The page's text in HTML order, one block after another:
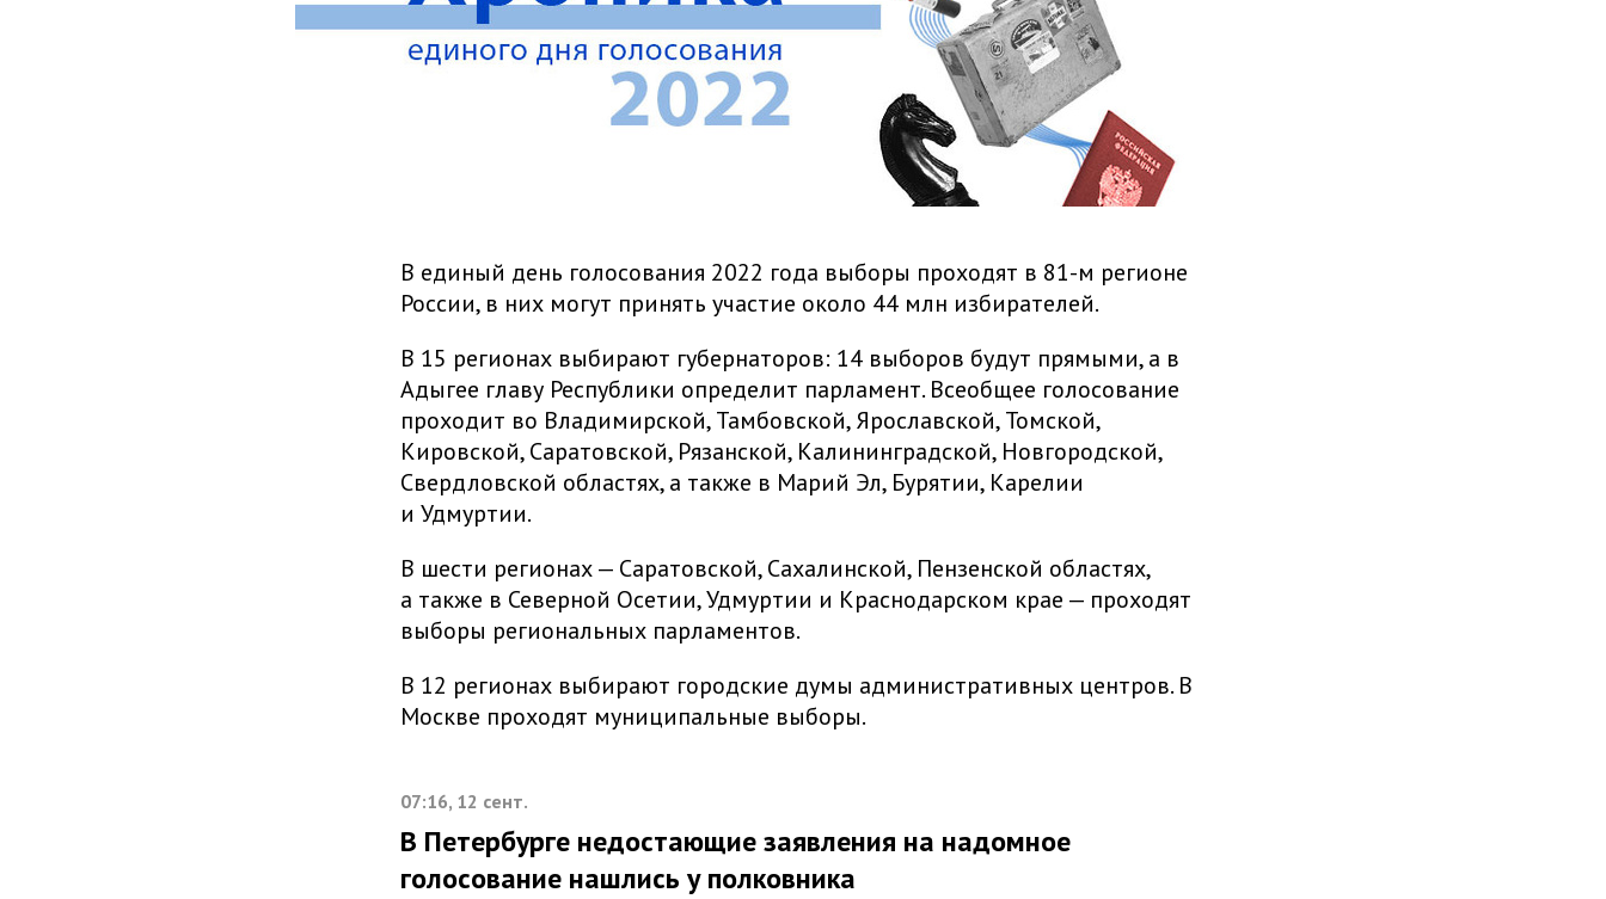
В единый день голосования 2022 года выборы проходят в 81-м регионе
России, в них могут принять участие около 44 млн избирателей.
В 15 регионах выбирают губернаторов: 14 выборов будут прямыми, а в
Адыгее главу Республики определит парламент. Всеобщее голосование
проходит во Владимирской, Тамбовской, Ярославской, Томской,
Кировской, Саратовской, Рязанской, Калининградской, Новгородской,
Свердловской областях, а также в Марий Эл, Бурятии, Карелии
и Удмуртии.
В шести регионах — Саратовской, Сахалинской, Пензенской областях,
а также в Северной Осетии, Удмуртии и Краснодарском крае — проходят
выборы региональных парламентов.
В 12 регионах выбирают городские думы административных центров. В
Москве проходят муниципальные выборы.
07:16, 12 сент.
В Петербурге недостающие заявления на надомное
голосование нашлись у полковника